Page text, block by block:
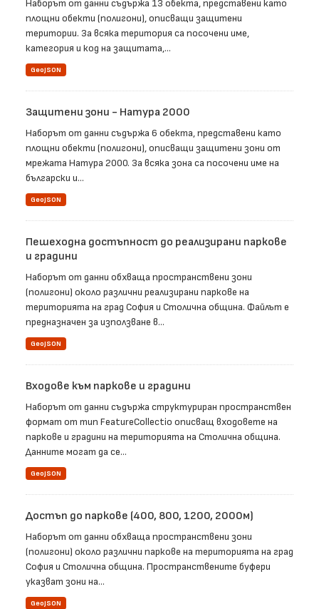
Наборът от данни съдържа 13 обекта, представени като
площни обекти (полигони), описващи защитени
територии. За всяка територия са посочени име,
категория и код на защитата,...
GeoJSON
Защитени зони - Натура 2000
Наборът от данни съдържа 6 обекта, представени като
площни обекти (полигони), описващи защитени зони от
мрежата Натура 2000. За всяка зона са посочени име на
български и...
GeoJSON
Пешеходна достъпност до реализирани паркове
и градини
Наборът от данни обхваща пространствени зони
(полигони) около различни реализирани паркове на
територията на град София и Столична община. Файлът е
предназначен за използване в...
GeoJSON
Входове към паркове и градини
Наборът от данни съдържа структуриран пространствен
формат от тип FeatureCollectio описващ входовете на
паркове и градини на територията на Столична община.
Данните могат да се...
GeoJSON
Достъп до паркове (400, 800, 1200, 2000м)
Наборът от данни обхваща пространствени зони
(полигони) около различни паркове на територията на град
София и Столична община. Пространствените буфери
указват зони на...
GeoJSON